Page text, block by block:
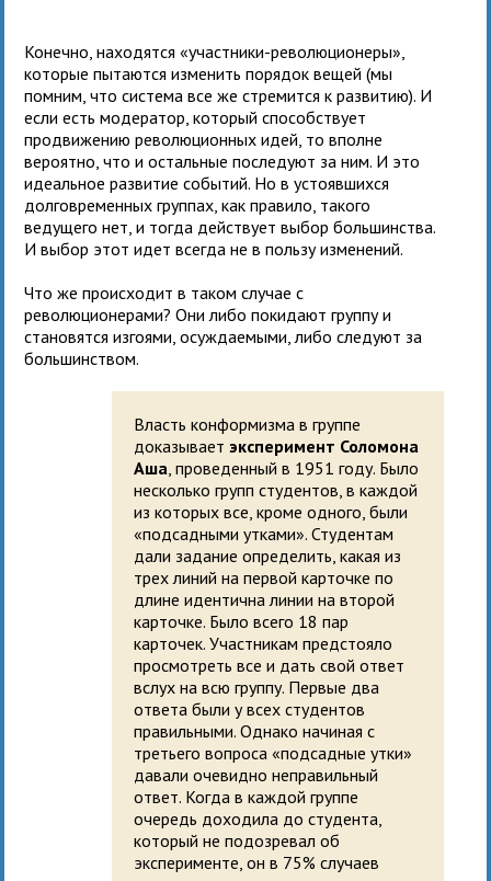
Конечно, находятся «участники-революционеры»,
которые пытаются изменить порядок вещей (мы
помним, что система все же стремится к развитию). И
если есть модератор, который способствует
продвижению революционных идей, то вполне
вероятно, что и остальные последуют за ним. И это
идеальное развитие событий. Но в устоявшихся
долговременных группах, как правило, такого
ведущего нет, и тогда действует выбор большинства.
И выбор этот идет всегда не в пользу изменений.
Что же происходит в таком случае с
революционерами? Они либо покидают группу и
становятся изгоями, осуждаемыми, либо следуют за
большинством.
Власть конформизма в группе
доказываетэксперимент Соломона
Аша , проведенный в 1951 году. Было
несколько групп студентов, в каждой
из которых все, кроме одного, были
«подсадными утками». Студентам
дали задание определить, какая из
трех линий на первой карточке по
длине идентична линии на второй
карточке. Было всего 18 пар
карточек. Участникам предстояло
просмотреть все и дать свой ответ
вслух на всю группу. Первые два
ответа были у всех студентов
правильными. Однако начиная с
третьего вопроса «подсадные утки»
давали очевидно неправильный
ответ. Когда в каждой группе
очередь доходила до студента,
который не подозревал об
эксперименте, он в 75% случаев